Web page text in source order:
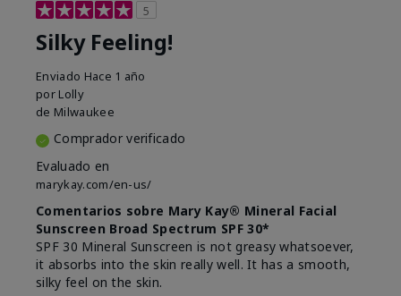
5
Silky Feeling!
Enviado Hace 1 año
por Lolly
de Milwaukee
Comprador verificado
Evaluado en
marykay.com/en-us/
Comentarios sobre Mary Kay® Mineral Facial
Sunscreen Broad Spectrum SPF 30*
SPF 30 Mineral Sunscreen is not greasy whatsoever,
it absorbs into the skin really well. It has a smooth,
silky feel on the skin.